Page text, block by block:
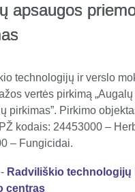
apsaugos
technologijų ir verslo
vertės pirkimą
pirkimas”. Pirkimo
kodais: 24453000 –
– Fungicidai.
Radviliškio technologijų
centras